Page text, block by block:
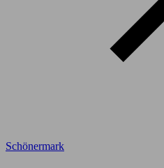
Schönermark